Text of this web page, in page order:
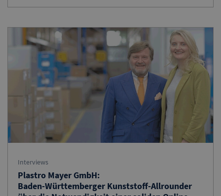
Interviews
Plastro Mayer GmbH:
Baden-Württemberger Kunststoff-Allrounder